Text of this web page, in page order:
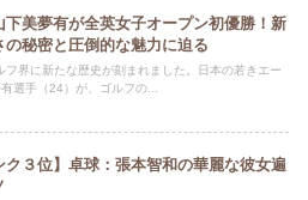
下美夢有が全英女子オープン初優勝！新
の秘密と圧倒的な魅力に迫る
フ界に新たな歴史が刻まれました。日本の若きエー
選手（24）が、ゴルフの...
ク３位】卓球：張本智和の華麗な彼女遍